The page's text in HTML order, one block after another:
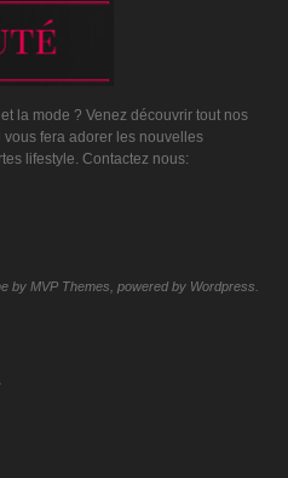
la mode ? Venez découvrir tout nos
fera adorer les nouvelles
lifestyle. Contactez nous:
by MVP Themes, powered by Wordpress.